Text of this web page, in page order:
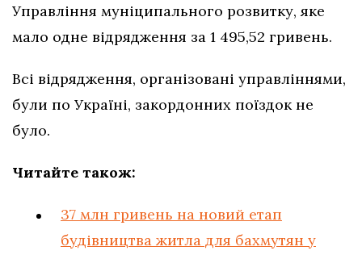
Управління муніципального розвитку, яке
мало одне відрядження за 1 495,52 гривень.
Всі відрядження, організовані управліннями,
були по Україні, закордонних поїздок не
було.
Читайте також:
37 млн гривень на новий етап
будівництва житла для бахмутян у